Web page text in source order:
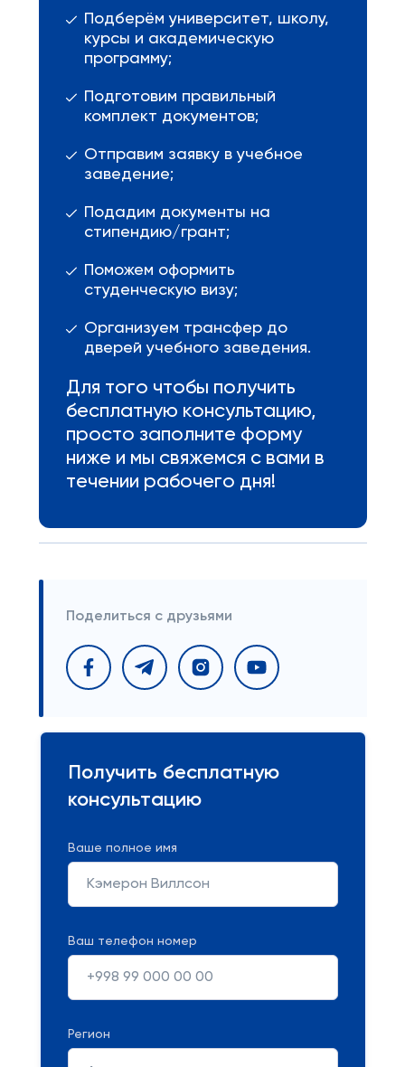
Подберём университет, школу,
курсы и академическую
программу;
Подготовим правильный
комплект документов;
Отправим заявку в учебное
заведение;
Подадим документы на
стипендию/грант;
Поможем оформить
студенческую визу;
Организуем трансфер до
дверей учебного заведения.
Для того чтобы получить
бесплатную консультацию,
просто заполните форму
ниже и мы свяжемся с вами в
течении рабочего дня!
Поделиться с друзьями
Получить бесплатную
консультацию
Ваше полное имя
Ваш телефон номер
Регион